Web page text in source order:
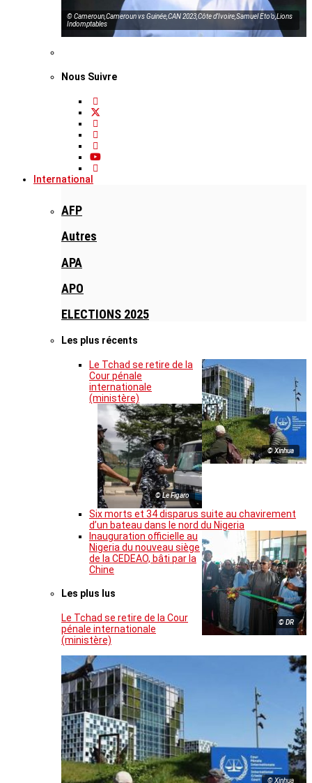
© Cameroun,Cameroun vs Guinée,CAN 2023,Côte d’Ivoire,Samuel Eto’o,Lions
Indomptables
Nous Suivre
International
AFP
Autres
APA
APO
ELECTIONS 2025
Les plus récents
© Xinhua
Le Tchad se retire de la
Cour pénale
internationale
(ministère)
© Le Figaro
Six morts et 34 disparus suite au chavirement
d’un bateau dans le nord du Nigeria
© DR
Inauguration officielle au
Nigeria du nouveau siège
de la CEDEAO, bâti par la
Chine
Les plus lus
Le Tchad se retire de la Cour
pénale internationale
(ministère)
© Xinhua